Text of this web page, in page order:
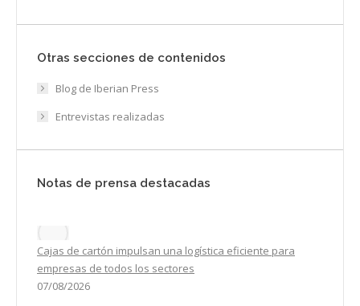
Otras secciones de contenidos
Blog de Iberian Press
Entrevistas realizadas
Notas de prensa destacadas
Cajas de cartón impulsan una logística eficiente para
empresas de todos los sectores
07/08/2026